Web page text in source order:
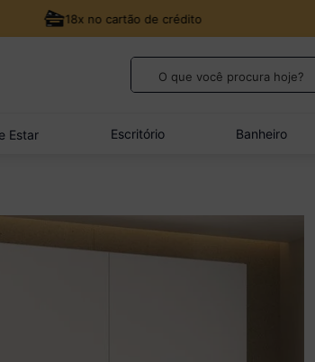
18x no cartão de crédito
Estar Escritório Banheiro
completo